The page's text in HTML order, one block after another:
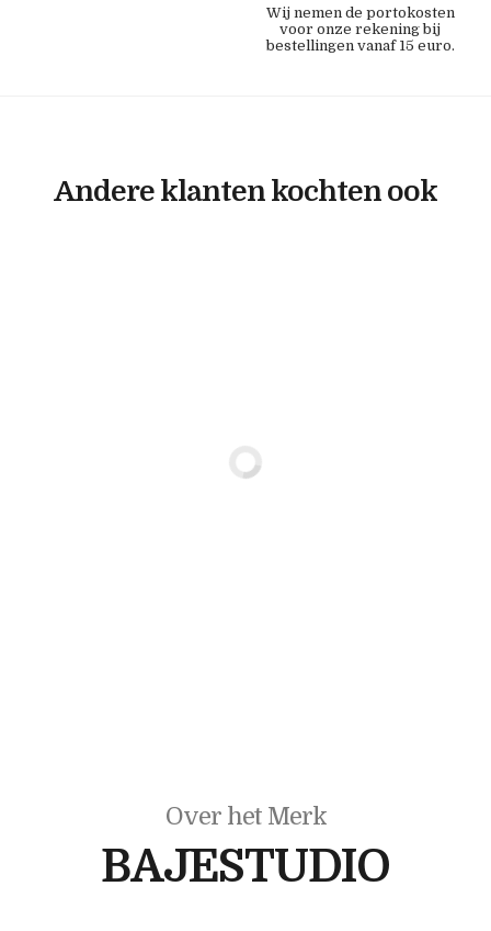
Wij nemen de portokosten
voor onze rekening bij
bestellingen vanaf 15 euro.
Andere klanten kochten ook
Over het Merk
BAJESTUDIO